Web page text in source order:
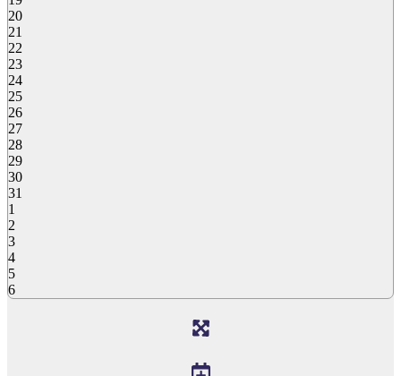
20
21
22
23
24
25
26
27
28
29
30
31
1
2
3
4
5
6